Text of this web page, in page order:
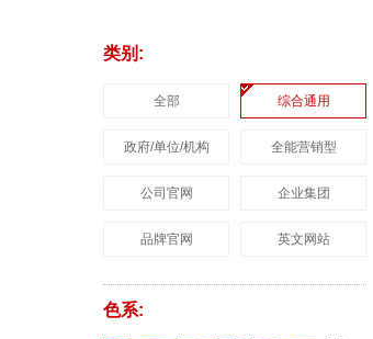
类别:
全部 综合通用
政府/单位/机构 全能营销型
公司官网 企业集团
品牌官网 英文网站
色系: